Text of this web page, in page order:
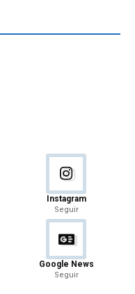
Instagram
Seguir
Google News
Seguir